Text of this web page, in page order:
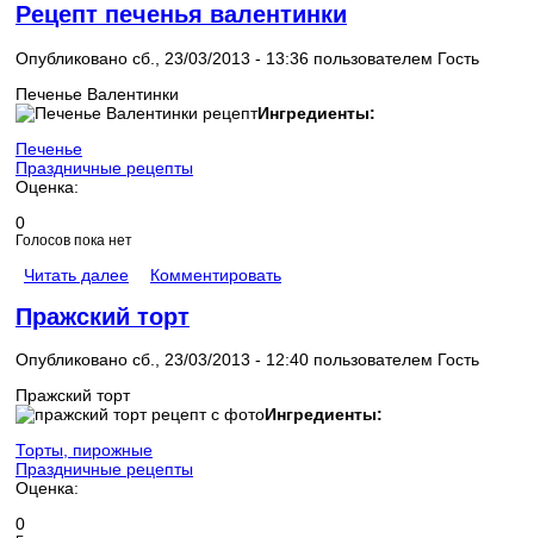
Рецепт печенья валентинки
Опубликовано сб., 23/03/2013 - 13:36 пользователем Гость
Печенье Валентинки
Ингредиенты:
Печенье
Праздничные рецепты
Оценка:
0
Голосов пока нет
Читать далее Комментировать
Пражский торт
Опубликовано сб., 23/03/2013 - 12:40 пользователем Гость
Пражский торт
Ингредиенты:
Торты, пирожные
Праздничные рецепты
Оценка:
0